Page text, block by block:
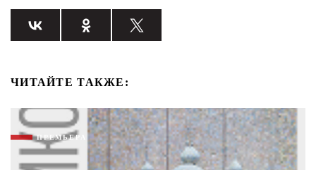
ЧИТАЙТЕ ТАКЖЕ:
ПРЕМЬЕРА